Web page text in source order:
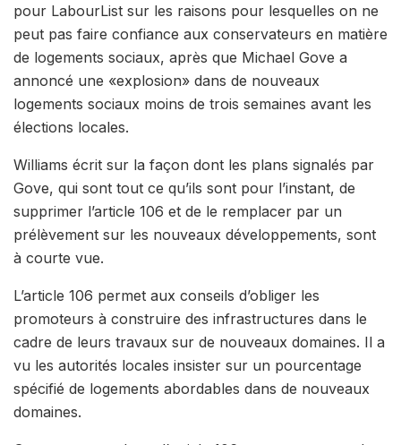
pour LabourList sur les raisons pour lesquelles on ne
peut pas faire confiance aux conservateurs en matière
de logements sociaux, après que Michael Gove a
annoncé une «explosion» dans de nouveaux
logements sociaux moins de trois semaines avant les
élections locales.
Williams écrit sur la façon dont les plans signalés par
Gove, qui sont tout ce qu’ils sont pour l’instant, de
supprimer l’article 106 et de le remplacer par un
prélèvement sur les nouveaux développements, sont
à courte vue.
L’article 106 permet aux conseils d’obliger les
promoteurs à construire des infrastructures dans le
cadre de leurs travaux sur de nouveaux domaines. Il a
vu les autorités locales insister sur un pourcentage
spécifié de logements abordables dans de nouveaux
domaines.